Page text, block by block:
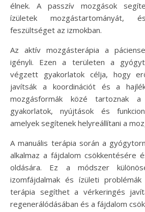
élnek. A passzív mozgások
ízületek mozgástartományát,
feszültséget az izmokban.
Az aktív mozgásterápia a
igényli. Ezen a területen a
végzett gyakorlatok célja, hogy
javítsák a koordinációt és a
mozgásformák közé tartoznak
gyakorlatok, nyújtások és
amelyek segítenek helyreállítani a
A manuális terápia során a
alkalmaz a fájdalom csökkentésére
oldására. Ez a módszer
izomfájdalmak és ízületi
terápia segíthet a vérkeringés
regenerálódásában és a fájdalom